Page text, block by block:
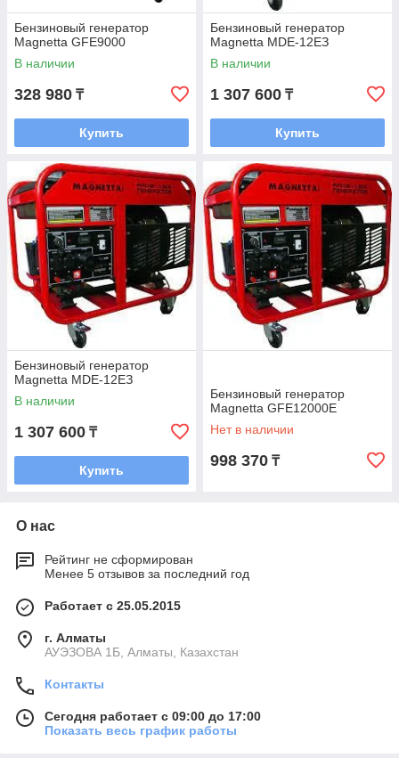
Бензиновый генератор
Magnetta GFE9000
В наличии
328 980 ₸
Купить
Бензиновый генератор
Magnetta MDE-12EЗ
В наличии
1 307 600 ₸
Купить
Бензиновый генератор
Magnetta MDE-12EЗ
В наличии
1 307 600 ₸
Купить
Бензиновый генератор
Magnetta GFE12000Е
Нет в наличии
998 370 ₸
О нас
Рейтинг не сформирован
Менее 5 отзывов за последний год
Работает с 25.05.2015
г. Алматы
АУЭЗОВА 1Б, Алматы, Казахстан
Контакты
Сегодня работает с 09:00 до 17:00
Показать весь график работы